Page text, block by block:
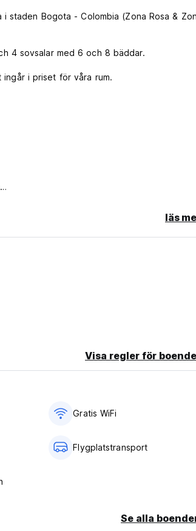
staden Bogota - Colombia (Zona Rosa &
4 sovsalar med 6 och 8 bäddar.
ingår i priset för våra rum.
läs
Visa regler för
Gratis WiFi
Flygplatstransport
Se alla